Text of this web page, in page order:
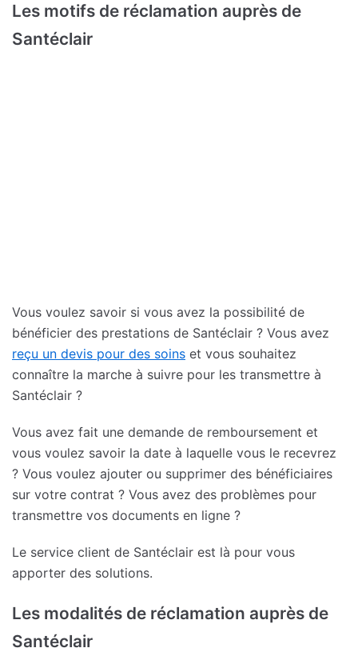
Les motifs de réclamation auprès de
Santéclair
Vous voulez savoir si vous avez la possibilité de
bénéficier des prestations de Santéclair ? Vous avez
reçu un devis pour des soins et vous souhaitez
connaître la marche à suivre pour les transmettre à
Santéclair ?
Vous avez fait une demande de remboursement et
vous voulez savoir la date à laquelle vous le recevrez
? Vous voulez ajouter ou supprimer des bénéficiaires
sur votre contrat ? Vous avez des problèmes pour
transmettre vos documents en ligne ?
Le service client de Santéclair est là pour vous
apporter des solutions.
Les modalités de réclamation auprès de
Santéclair